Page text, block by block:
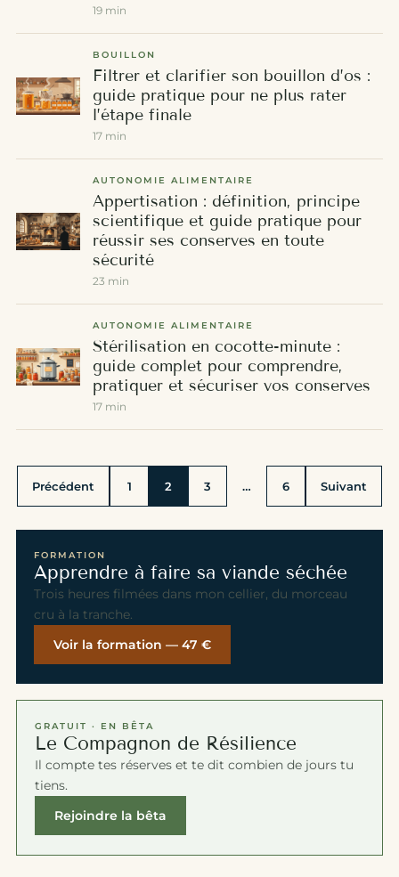
19 min
BOUILLON
Filtrer et clarifier son bouillon d’os :
guide pratique pour ne plus rater
l’étape finale
17 min
AUTONOMIE ALIMENTAIRE
Appertisation : définition, principe
scientifique et guide pratique pour
réussir ses conserves en toute
sécurité
23 min
AUTONOMIE ALIMENTAIRE
Stérilisation en cocotte-minute :
guide complet pour comprendre,
pratiquer et sécuriser vos conserves
17 min
Pagination des publications
Précédent 1 2 3 … 6 Suivant
FORMATION
Apprendre à faire sa viande séchée
Trois heures filmées dans mon cellier, du morceau
cru à la tranche.
Voir la formation — 47 €
GRATUIT · EN BÊTA
Le Compagnon de Résilience
Il compte tes réserves et te dit combien de jours tu
tiens.
Rejoindre la bêta